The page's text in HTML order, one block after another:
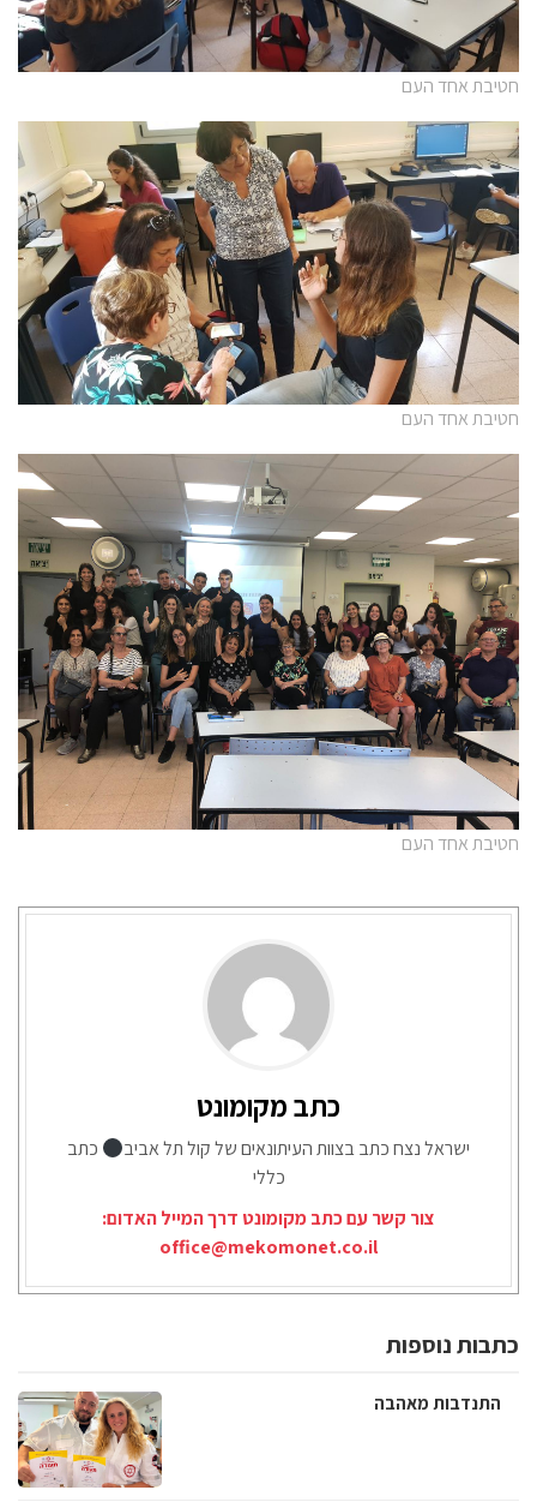
חטיבת אחד העם
חטיבת אחד העם
חטיבת אחד העם
כתב מקומונט
ישראל נצח כתב בצוות העיתונאים של קול תל אביב
כתב
כללי
צור קשר עם כתב מקומונט דרך המייל האדום:
office@mekomonet.co.il
כתבות נוספות
התנדבות מאהבה